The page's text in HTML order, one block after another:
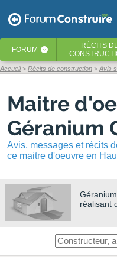
FORUM ‹ RÉCITS
Accueil Récits de construction Avis
Maitre
Géranium
Avis, messages et récits
ce maitre d'oeuvre en
réalisant